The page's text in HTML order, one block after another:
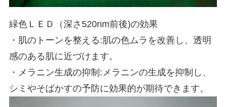
緑色ＬＥＤ（深さ520nm前後)の効果
・肌のトーンを整える:肌の色ムラを改善し、透明
感のある肌に近づけます。
・メラニン生成の抑制:メラニンの生成を抑制し、
シミやそばかすの予防に効果的が期待できます。